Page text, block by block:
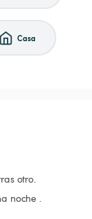
Casa
otro.
noche .